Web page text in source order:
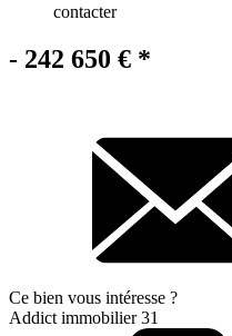
contacter
- 242 650 € *
Ce bien vous intéresse ?
Addict immobilier 31